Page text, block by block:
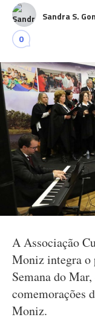
Sandra S.
0
A Associação
Moniz integra o
Semana do
comemorações
Moniz.